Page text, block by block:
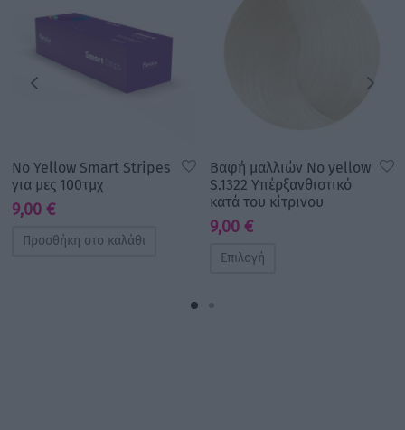
No Yellow Smart Stripes
για μες 100τμχ
9,00 €
Προσθήκη στο καλάθι
Βαφή μαλλιών No yellow
S.1322 Υπέρξανθιστικό
κατά του κίτρινου
9,00 €
Επιλογή